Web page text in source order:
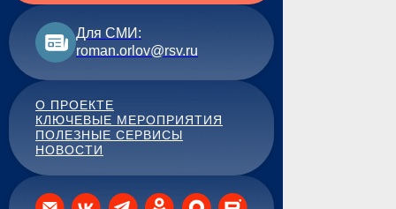
Для СМИ:
roman.orlov@rsv.ru
О ПРОЕКТЕ
КЛЮЧЕВЫЕ МЕРОПРИЯТИЯ
ПОЛЕЗНЫЕ СЕРВИСЫ
НОВОСТИ